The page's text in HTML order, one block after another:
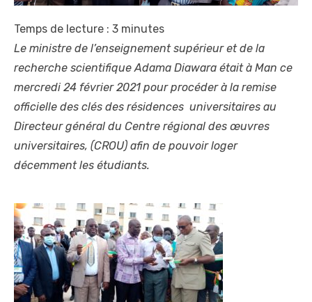
Temps de lecture : 3 minutes
Le ministre de l’enseignement supérieur et de la
recherche scientifique Adama Diawara était à Man ce
mercredi 24 février 2021 pour procéder à la remise
officielle des clés des résidences universitaires au
Directeur général du Centre régional des œuvres
universitaires, (CROU) afin de pouvoir loger
décemment les étudiants.